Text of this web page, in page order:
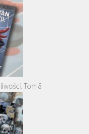
Tom 8